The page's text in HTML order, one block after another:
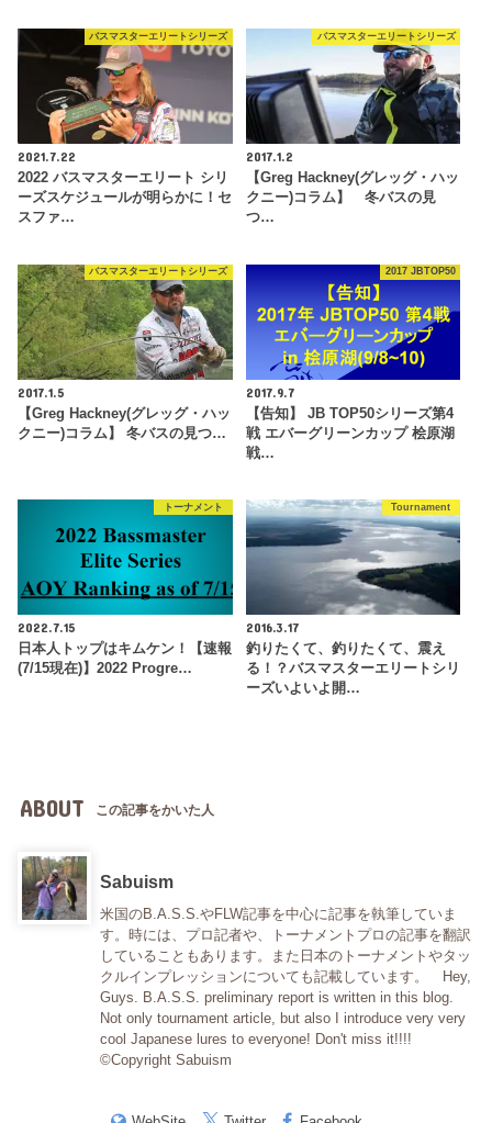
バスマスターエリートシリーズ
2021.7.22
2022 バスマスターエリート シリ
ーズスケジュールが明らかに！セ
スファ…
バスマスターエリートシリーズ
2017.1.2
【Greg Hackney(グレッグ・ハッ
クニー)コラム】 冬バスの見
つ…
バスマスターエリートシリーズ
2017.1.5
【Greg Hackney(グレッグ・ハッ
クニー)コラム】 冬バスの見つ…
2017 JBTOP50
2017.9.7
【告知】 JB TOP50シリーズ第4
戦 エバーグリーンカップ 桧原湖
戦…
トーナメント
2022.7.15
日本人トップはキムケン！【速報
(7/15現在)】2022 Progre…
Tournament
2016.3.17
釣りたくて、釣りたくて、震え
る！？バスマスターエリートシリ
ーズいよいよ開…
ABOUT この記事をかいた人
Sabuism
米国のB.A.S.S.やFLW記事を中心に記事を執筆していま
す。時には、プロ記者や、トーナメントプロの記事を翻訳
していることもあります。また日本のトーナメントやタッ
クルインプレッションについても記載しています。 Hey,
Guys. B.A.S.S. preliminary report is written in this blog.
Not only tournament article, but also I introduce very very
cool Japanese lures to everyone! Don't miss it!!!!
©Copyright Sabuism